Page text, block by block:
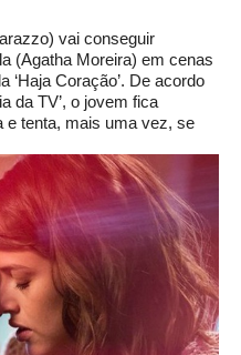
vai conseguir
(Agatha Moreira) em cenas
Coração’. De acordo
da TV’, o jovem fica
e tenta, mais uma vez, se